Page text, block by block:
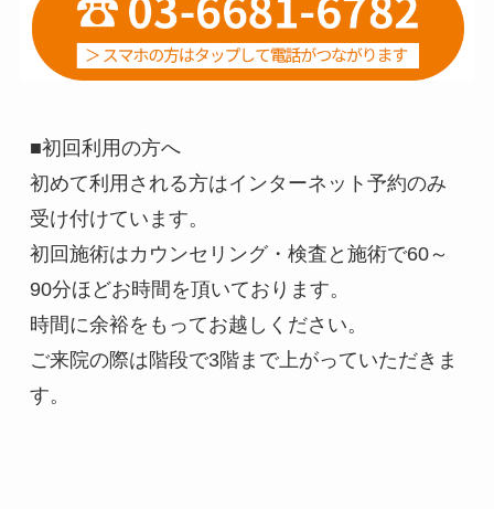
■初回利用の方へ
初めて利用される方はインターネット予約のみ
受け付けています。
初回施術はカウンセリング・検査と施術で60～
90分ほどお時間を頂いております。
時間に余裕をもってお越しください。
ご来院の際は階段で3階まで上がっていただきま
す。